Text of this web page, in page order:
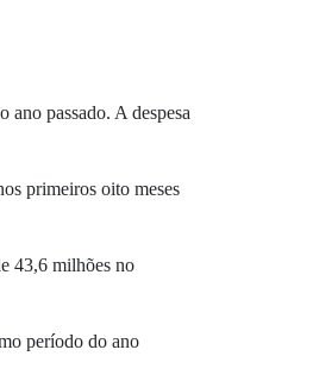
ano passado. A despesa
primeiros oito meses
43,6 milhões no
período do ano